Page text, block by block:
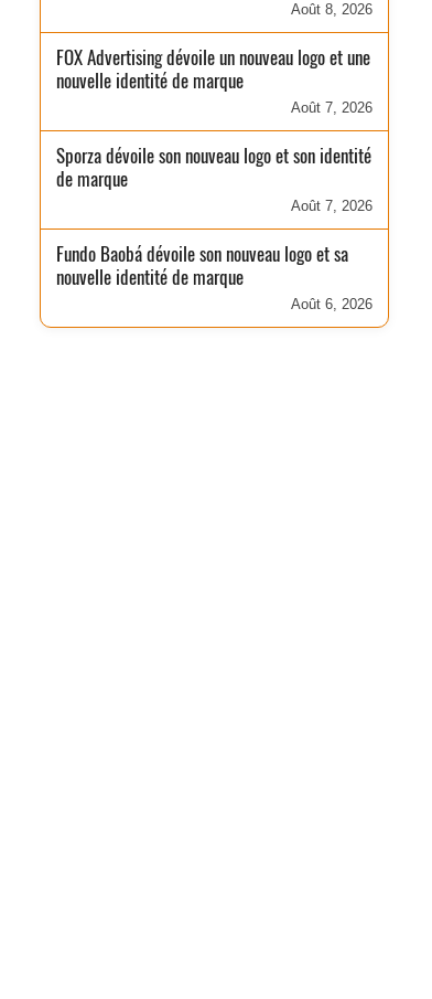
Août 8, 2026
FOX Advertising dévoile un nouveau logo et une
nouvelle identité de marque
Août 7, 2026
Sporza dévoile son nouveau logo et son identité
de marque
Août 7, 2026
Fundo Baobá dévoile son nouveau logo et sa
nouvelle identité de marque
Août 6, 2026